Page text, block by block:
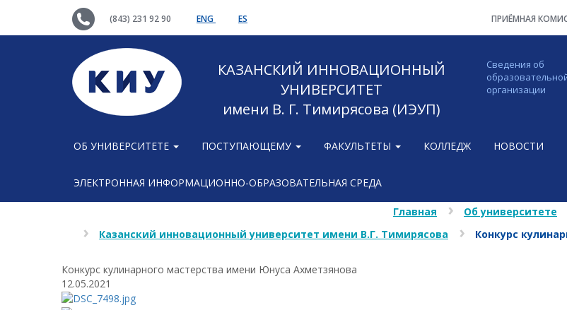
(843) 231 92 90 ENG ES ПРИЁМНАЯ
КАЗАНСКИЙ ИННОВАЦИОННЫЙ
УНИВЕРСИТЕТ
имени В. Г. Тимирясова (ИЭУП)
Сведения об
организации
ОБ УНИВЕРСИТЕТЕ ПОСТУПАЮЩЕМУ ФАКУЛЬТЕТЫ КОЛЛЕДЖ НОВОСТИ
ЭЛЕКТРОННАЯ ИНФОРМАЦИОННО-ОБРАЗОВАТЕЛЬНАЯ СРЕДА
Главная Об университете
Казанский инновационный университет имени В.Г. Тимирясова
Конкурс
Конкурс кулинарного мастерства имени Юнуса Ахметзянова
12.05.2021